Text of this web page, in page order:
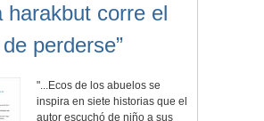
harakbut corre el
perderse”
"...Ecos de los abuelos se
inspira en siete historias que el
autor escuchó de niño a sus